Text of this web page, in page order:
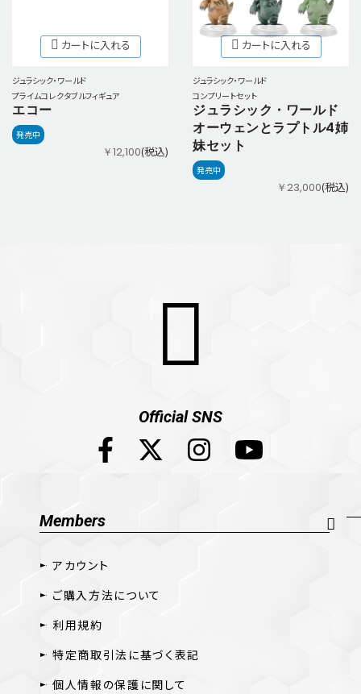
カートに入れる
ジュラシック・ワールド
プライムコレクタブルフィギュア
エコー
発売中
￥12,100(税込)
カートに入れる
ジュラシック・ワールド
コンプリートセット
ジュラシック・ワールド
オーウェンとラプトル4姉
妹セット
発売中
￥23,000(税込)
Official SNS
Members
アカウント
ご購入方法について
利用規約
特定商取引法に基づく表記
個人情報の保護に関して